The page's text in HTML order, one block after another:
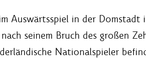
Auswärtsspiel in der Domstadt
seinem Bruch des großen
Nationalspieler